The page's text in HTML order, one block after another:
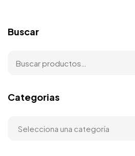
Buscar
Categorias